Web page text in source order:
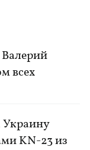
всех
KN-23 из